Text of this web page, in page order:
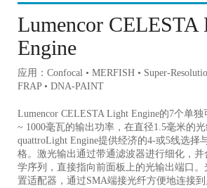
Lumencor CELESTA
Engine
应用：Confocal • MERFISH • Super-
FRAP • DNA-PAINT
Lumencor CELESTA Light Engine的7个单
~ 1000毫瓦的输出功率，在直径1.5毫米的光
quattroLight Engine提供经济的4-或5线选择
格。 激光输出通过带通滤波器进行细化，
学序列，直接指向前面板上的光输出端口。
置适配器，通过SMA端接光纤方便地连接